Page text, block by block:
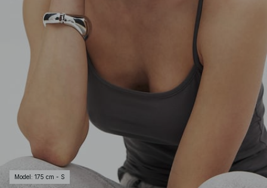
Model : 175 cm - S